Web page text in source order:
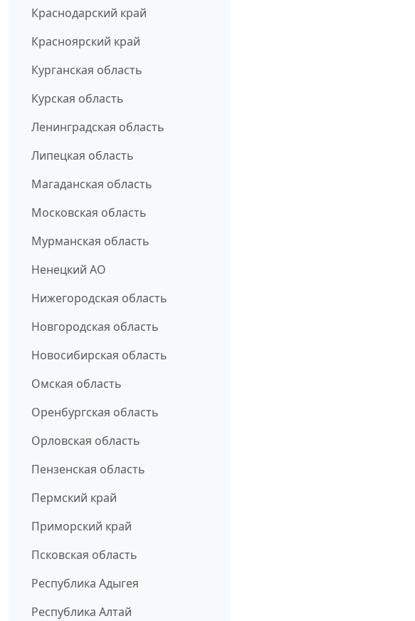
Краснодарский край
Красноярский край
Курганская область
Курская область
Ленинградская область
Липецкая область
Магаданская область
Московская область
Мурманская область
Ненецкий АО
Нижегородская область
Новгородская область
Новосибирская область
Омская область
Оренбургская область
Орловская область
Пензенская область
Пермский край
Приморский край
Псковская область
Республика Адыгея
Республика Алтай